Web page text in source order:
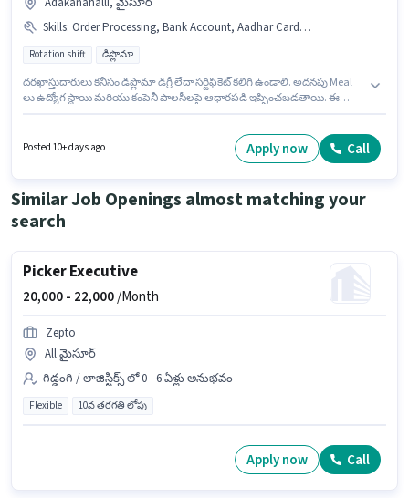
Skills: Order Processing, Bank Account, Aadhar Card, PAN Card
Rotation shift డిప్లొమా
దరఖాస్తుదారులు కనీసం డిప్లొమా డిగ్రీ లేదా సర్టిఫికెట్ కలిగి ఉండాలి. అదనపు Meal
లు ఉద్యోగ స్థాయి మరియు కంపెనీ పాలసీలపై ఆధారపడి ఇప్పించబడతాయి. ఈ
Card, Bank Account అవసరం. ఈ ఉద్యోగం Adakanahalli, మైసూర్ లో ఉంది. ఈ
ఉద్యోగానికి అర్హత పొందేందుకు అభ్యర్థికి Order Processing వంటి నైపుణ్యాలు
Posted 10+ days ago Apply now Call
Similar Job Openings almost matching your
search
Picker Executive
20,000 - 22,000/Month
Zepto
All మైసూర్
గిడ్డంగి / లాజిస్టిక్స్ లో 0 - 6 ఏళ్లు అనుభవం
Flexible 10వ తరగతి లోపు
Apply now Call